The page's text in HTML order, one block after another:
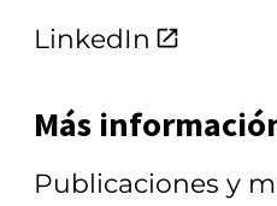
LinkedIn
Más
Publicaciones y